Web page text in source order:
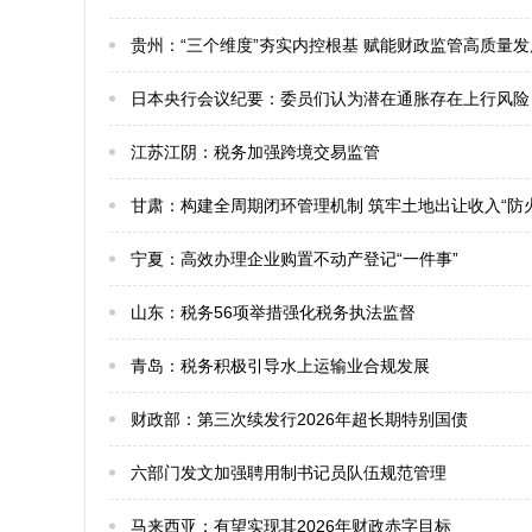
贵州：“三个维度”夯实内控根基 赋能财政监管高质量
日本央行会议纪要：委员们认为潜在通胀存在上行风险
江苏江阴：税务加强跨境交易监管
甘肃：构建全周期闭环管理机制 筑牢土地出让收入“防
宁夏：高效办理企业购置不动产登记“一件事”
山东：税务56项举措强化税务执法监督
青岛：税务积极引导水上运输业合规发展
​财政部：第三次续发行2026年超长期特别国债
​六部门发文加强聘用制书记员队伍规范管理
​马来西亚：有望实现其2026年财政赤字目标